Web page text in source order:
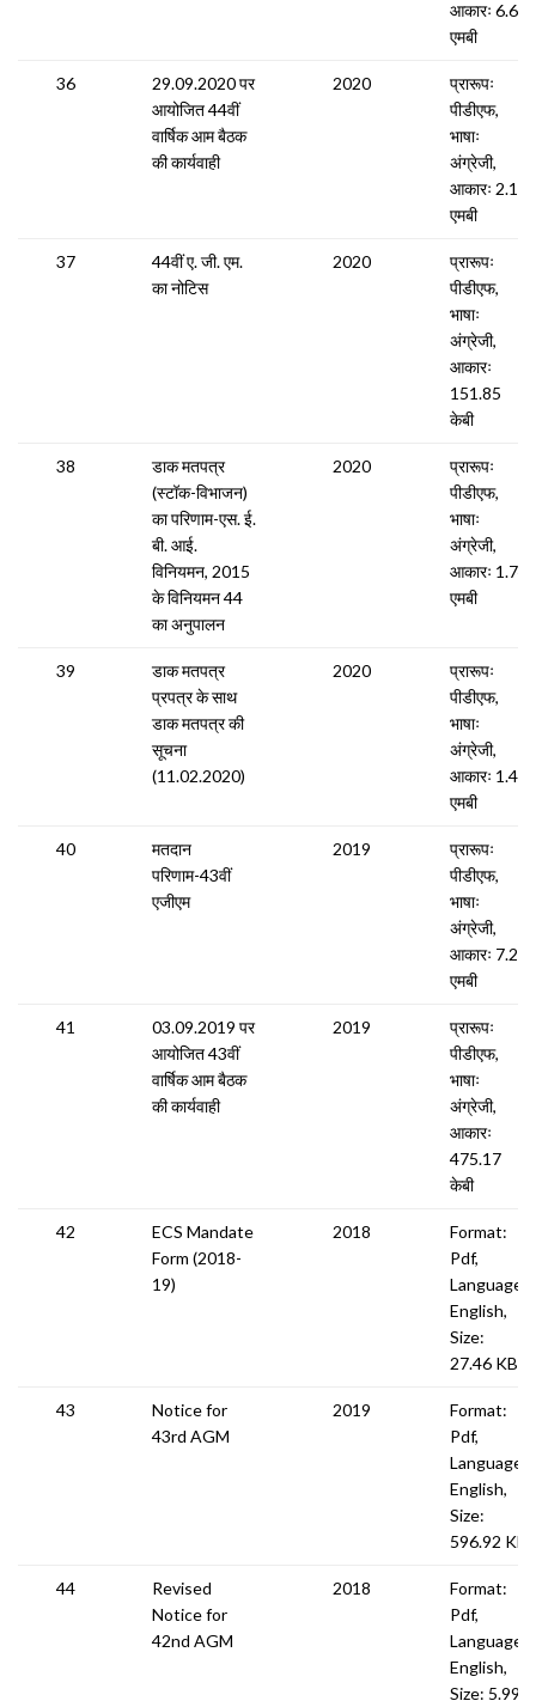
आकारः 6.61
एमबी
36
29.09.2020 पर
आयोजित 44वीं
वार्षिक आम बैठक
की कार्यवाही
2020
प्रारूपः
पीडीएफ,
भाषाः
अंग्रेजी,
आकारः 2.18
एमबी
37
44वीं ए. जी. एम.
का नोटिस
2020
प्रारूपः
पीडीएफ,
भाषाः
अंग्रेजी,
आकारः
151.85
केबी
38
डाक मतपत्र
(स्टॉक-विभाजन)
का परिणाम-एस. ई.
बी. आई.
विनियमन, 2015
के विनियमन 44
का अनुपालन
2020
प्रारूपः
पीडीएफ,
भाषाः
अंग्रेजी,
आकारः 1.74
एमबी
39
डाक मतपत्र
प्रपत्र के साथ
डाक मतपत्र की
सूचना
(11.02.2020)
2020
प्रारूपः
पीडीएफ,
भाषाः
अंग्रेजी,
आकारः 1.48
एमबी
40
मतदान
परिणाम-43वीं
एजीएम
2019
प्रारूपः
पीडीएफ,
भाषाः
अंग्रेजी,
आकारः 7.25
एमबी
41
03.09.2019 पर
आयोजित 43वीं
वार्षिक आम बैठक
की कार्यवाही
2019
प्रारूपः
पीडीएफ,
भाषाः
अंग्रेजी,
आकारः
475.17
केबी
42
ECS Mandate
Form (2018-
19)
2018
Format:
Pdf,
Language:
English,
Size:
27.46 KB
43
Notice for
43rd AGM
2019
Format:
Pdf,
Language:
English,
Size:
596.92 KB
44
Revised
Notice for
42nd AGM
2018
Format:
Pdf,
Language:
English,
Size: 5.99